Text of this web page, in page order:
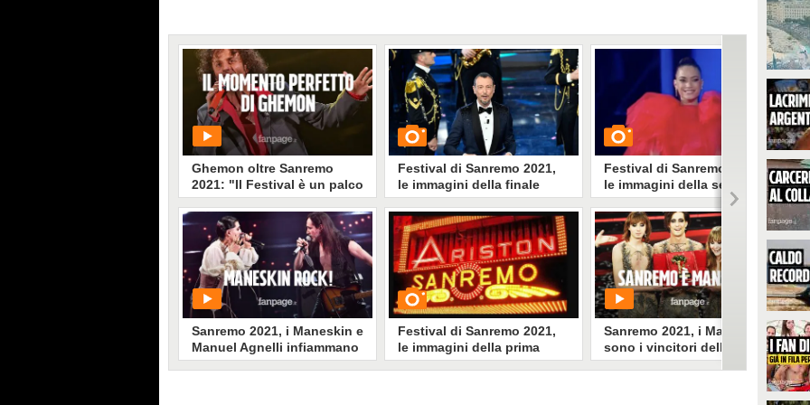
Ghemon oltre Sanremo
2021: "Il Festival è un palco
emblematico da cui
lanciare messaggi""
PLAY
138• diPeppe Pace
Sanremo 2021, i Maneskin e
Manuel Agnelli infiammano
il palco del Festival con
Festival di Sanremo 2021,
le immagini della finale
GUARDA
1812• diMatSpa
Festival di Sanremo 2021,
le immagini della prima
puntata
Festival di Sanremo 2021,
le immagini della seconda
serata
GUARDA
7003• diSpettacolo Fanpage
Sanremo 2021, i Maneskin
sono i vincitori della
71esima edizione del